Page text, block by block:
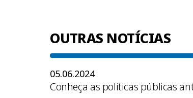
OUTRAS NOTÍCIAS
05.06.2024
Conheça as políticas públicas